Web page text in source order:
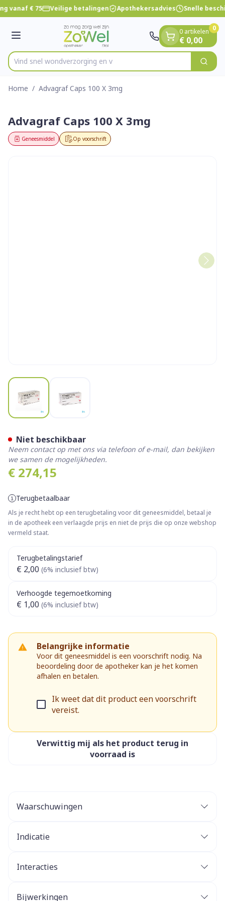
Ga naar de inhoud
1 van 1
vanaf € 75 Veilige betalingen Apothekersadvies Snelle
Menu
Product, merk, categorie...
Vind snel wondverzor Zoek
0 artikelen
€ 0,00
0
Home / Advagraf Caps 100 X 3mg
Advagraf Caps 100 X 3mg
Op voorschrift
Geneesmiddel
View larger image
€ 274,15
Terugbetaalbaar
Als je recht hebt op een terugbetaling voor dit geneesmiddel, betaal je
in de apotheek een verlaagde prijs en niet de prijs die op onze webshop
vermeld staat.
Terugbetalingstarief
€ 2,00 (6% inclusief btw)
Verhoogde tegemoetkoming
€ 1,00 (6% inclusief btw)
Belangrijke informatie
Voor dit geneesmiddel is een voorschrift nodig. Na
beoordeling door de apotheker kan je het komen
afhalen en betalen.
Ik weet dat dit product een voorschrift
vereist.
Verwittig mij als het product terug in
voorraad is
Niet beschikbaar
Neem contact op met ons via telefoon of e-mail, dan bekijken
we samen de mogelijkheden.
Waarschuwingen
Indicatie
volwassen allogene niertransplantaat- of
Behandeling van afstoting van allogene
Interacties
Bijwerkingen